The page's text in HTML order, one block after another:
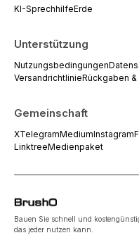
KI-SprechhilfeErde
Unterstützung
Nutzungsbedingungen
VersandrichtlinieRückgaben
Gemeinschaft
XTelegramMediumInstagram
LinktreeMedienpaket
Bauen Sie schnell und
das jeder nutzen kann.